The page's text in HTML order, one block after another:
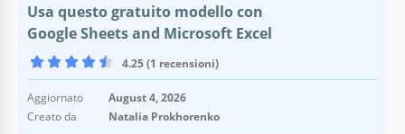
Usa questo gratuito modello con
Google Sheets and Microsoft Excel
4.25 (1 recensioni)
Aggiornato
August 4, 2026
Creato da
Natalia Prokhorenko